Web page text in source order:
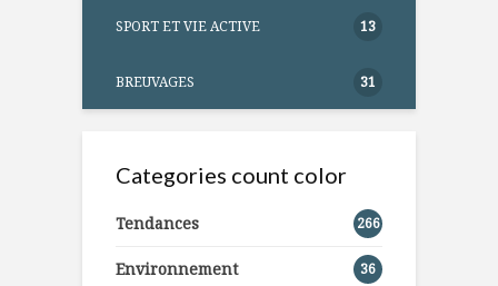
SPORT ET VIE ACTIVE 13
BREUVAGES 31
Categories count color
Tendances 266
Environnement 36